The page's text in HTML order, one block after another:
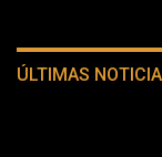
ÚLTIMAS